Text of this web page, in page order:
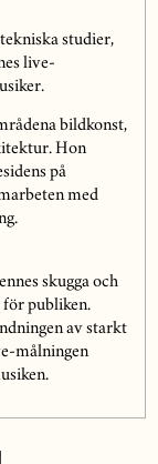
studier,
live-
bildkonst,
Hon
på
med
skugga och
för publiken.
av starkt
målningen